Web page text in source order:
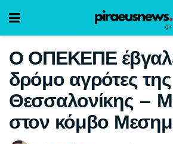
Ο ΟΠΕΚΕΠΕ
δρόμο αγρότες της
Θεσσαλονίκης –
στον κόμβο